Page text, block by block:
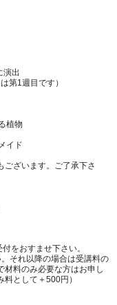
出
第1週目です）
植物
イド
ざいます。ご了承下さ
をおすませ下さい。
それ以降の場合は受講料の
材料のみ必要な方はお申し
として＋500円）